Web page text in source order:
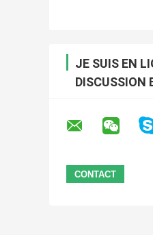
JE SUIS EN
DISCUSSION